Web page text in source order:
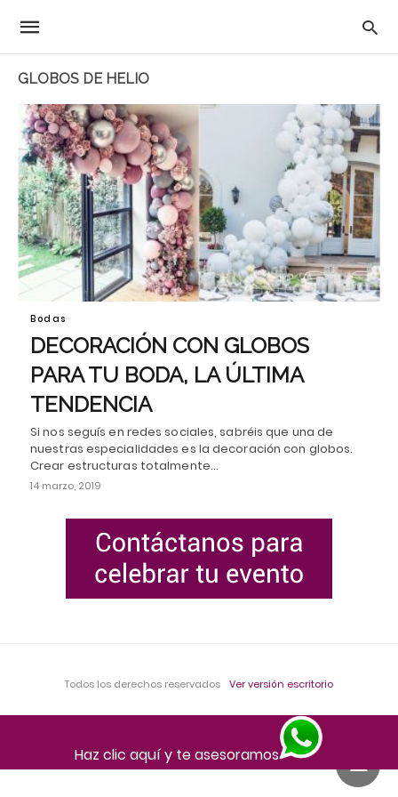
GLOBOS DE HELIO
Bodas
DECORACIÓN CON GLOBOS
PARA TU BODA, LA ÚLTIMA
TENDENCIA
Si nos seguís en redes sociales, sabréis que una de
nuestras especialidades es la decoración con globos.
Crear estructuras totalmente…
14 marzo, 2019
Todos los derechos reservados Ver versión escritorio
Haz clic aquí y te asesoramos